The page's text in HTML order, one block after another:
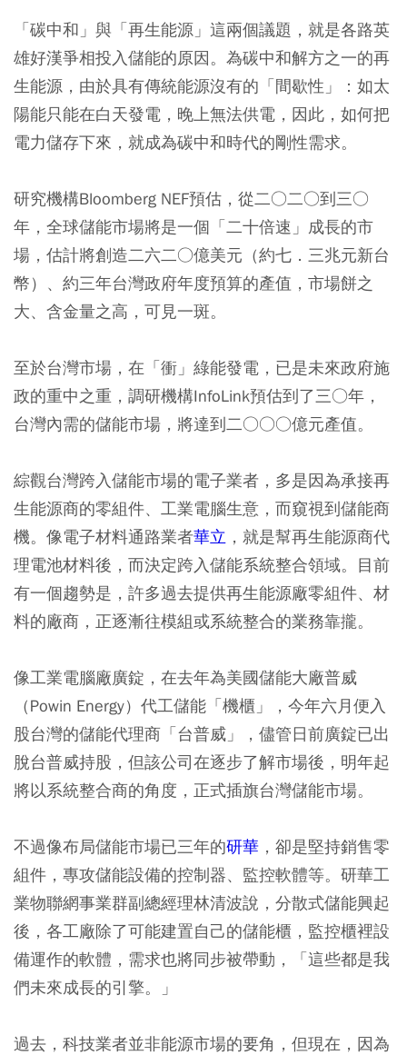
「碳中和」與「再生能源」這兩個議題，就是各路英
雄好漢爭相投入儲能的原因。為碳中和解方之一的再
生能源，由於具有傳統能源沒有的「間歇性」：如太
陽能只能在白天發電，晚上無法供電，因此，如何把
電力儲存下來，就成為碳中和時代的剛性需求。
研究機構Bloomberg NEF預估，從二○二○到三○
年，全球儲能市場將是一個「二十倍速」成長的市
場，估計將創造二六二○億美元（約七．三兆元新台
幣）、約三年台灣政府年度預算的產值，市場餅之
大、含金量之高，可見一斑。
至於台灣市場，在「衝」綠能發電，已是未來政府施
政的重中之重，調研機構InfoLink預估到了三○年，
台灣內需的儲能市場，將達到二○○○億元產值。
綜觀台灣跨入儲能市場的電子業者，多是因為承接再
生能源商的零組件、工業電腦生意，而窺視到儲能商
機。像電子材料通路業者華立 ，就是幫再生能源商代
理電池材料後，而決定跨入儲能系統整合領域。目前
有一個趨勢是，許多過去提供再生能源廠零組件、材
料的廠商，正逐漸往模組或系統整合的業務靠攏。
像工業電腦廠廣錠，在去年為美國儲能大廠普威
（Powin Energy）代工儲能「機櫃」，今年六月便入
股台灣的儲能代理商「台普威」，儘管日前廣錠已出
脫台普威持股，但該公司在逐步了解市場後，明年起
將以系統整合商的角度，正式插旗台灣儲能市場。
不過像布局儲能市場已三年的研華 ，卻是堅持銷售零
組件，專攻儲能設備的控制器、監控軟體等。研華工
業物聯網事業群副總經理林清波說，分散式儲能興起
後，各工廠除了可能建置自己的儲能櫃，監控櫃裡設
備運作的軟體，需求也將同步被帶動，「這些都是我
們未來成長的引擎。」
過去，科技業者並非能源市場的要角，但現在，因為